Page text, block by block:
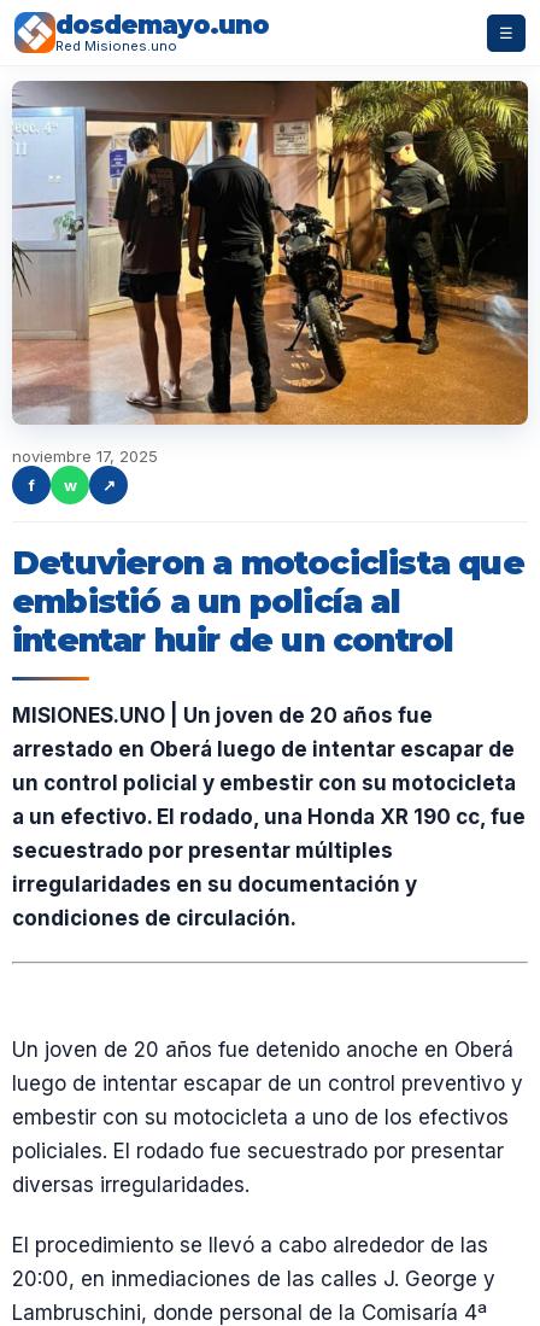
dosdemayo.uno
Red Misiones.uno
☰
noviembre 17, 2025
f
w ↗
Detuvieron a motociclista que
embistió a un policía al
intentar huir de un control
MISIONES.UNO | Un joven de 20 años fue
arrestado en Oberá luego de intentar escapar de
un control policial y embestir con su motocicleta
a un efectivo. El rodado, una Honda XR 190 cc, fue
secuestrado por presentar múltiples
irregularidades en su documentación y
condiciones de circulación.
Un joven de 20 años fue detenido anoche en Oberá
luego de intentar escapar de un control preventivo y
embestir con su motocicleta a uno de los efectivos
policiales. El rodado fue secuestrado por presentar
diversas irregularidades.
El procedimiento se llevó a cabo alrededor de las
20:00, en inmediaciones de las calles J. George y
Lambruschini, donde personal de la Comisaría 4ª